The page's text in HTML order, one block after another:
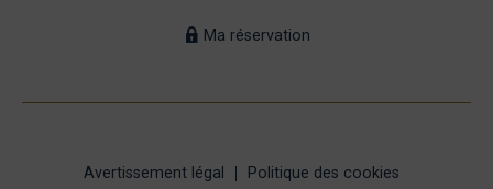
Ma réservation
Avertissement légal
Politique des cookies